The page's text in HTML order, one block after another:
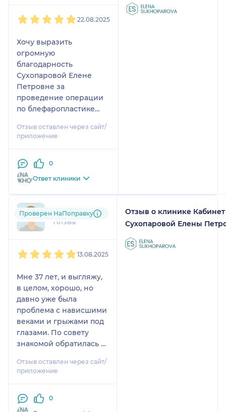
22.08.2025
Хочу выразить
огромную
благодарность
Сухопаровой Елене
Петровне за
проведение операции
по блефаропластике
долго выбирала
хирурга, но после
Петровной сомнений
не осталось. На
предстоящей операции,
ответила на все мои
вопросы. Операция
анестезией, никакой
Врач постоянно
комментировала свои
действия и проведя в
комфортной палате два
часа я уехала домой с
подробнейшими
рекомендациями по
реабилитации. Елена
Петровна ежедневно
прислать фотографии,
давала рекомендации.
Отзыв оставлен через сайт/
приложение
0
Ответ клиники
+7xxxxxxxx47
1 отзыв
Проверен НаПоправку
13.08.2025
Мне 37 лет, и выгляжу,
в целом, хорошо, но
давно уже была
проблема с нависшими
веками и грыжами под
глазами. По совету
знакомой обратилась к
убедила сделать не
только круговую
эндоскопию верхней
Отзыв оставлен через сайт/
приложение
0
Отзыв о клинике Кабинет
Сухопаровой Елены